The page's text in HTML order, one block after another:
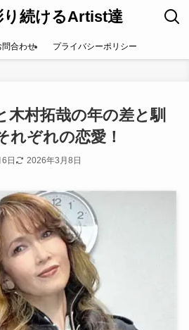
り続けるArtist達
問合わせ プライバシーポリシー
木村拓哉の年の差と馴
れぞれの恋愛！
日 2026年3月8日